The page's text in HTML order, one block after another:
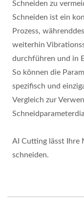
Schneiden zu
Schneiden ist ein
Prozess,
weiterhin
durchführen und in
So können die
spezifisch und
Vergleich zur
AI Cutting lässt Ihre
schneiden.